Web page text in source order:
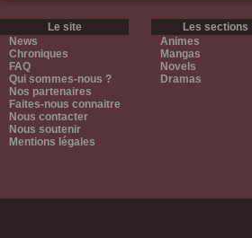
Le site
News
Chroniques
FAQ
Qui sommes-nous ?
Nos partenaires
Faites-nous connaitre
Nous contacter
Nous soutenir
Mentions légales
Les sections
Animes
Mangas
Novels
Dramas